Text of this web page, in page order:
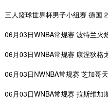
三人篮球世界杯男子小组赛 德国
06月03日WNBA常规赛 波特兰火
06月03日WNBA常规赛 康涅狄格
06月03日NWNBA常规赛 芝加哥
06月03日WNBA常规赛 拉斯维加